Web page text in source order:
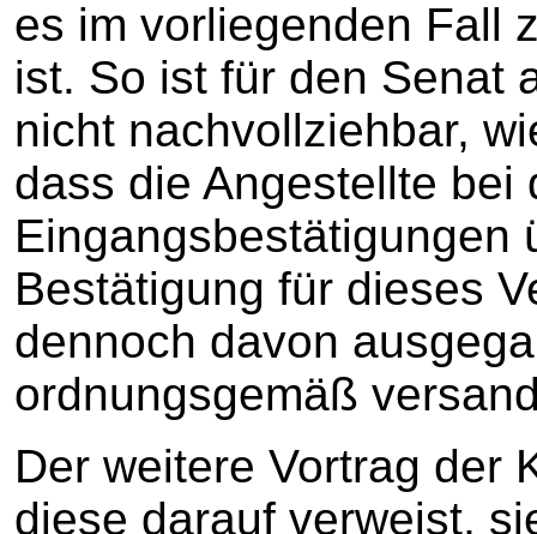
es im vorliegenden Fall
ist. So ist für den Senat
nicht nachvollziehbar,
dass die Angestellte bei
Eingangsbestätigungen
Bestätigung für dieses
dennoch davon
ordnungsgemäß
Der weitere Vortrag der
diese darauf verweist,